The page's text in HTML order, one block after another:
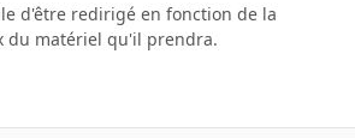
d'être redirigé en fonction de la
du matériel qu'il prendra.